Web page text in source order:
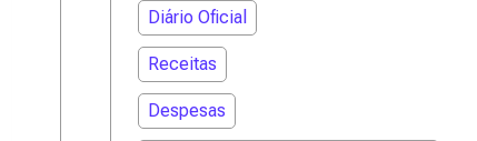
Diário Oficial
Receitas
Despesas